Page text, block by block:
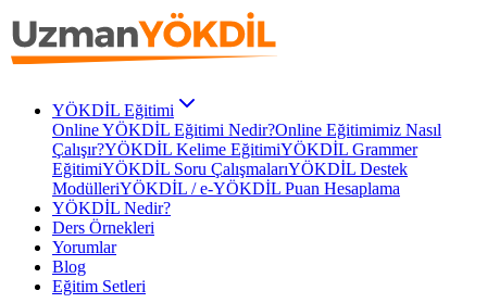
YÖKDİL Eğitimi
Online YÖKDİL Eğitimi Nedir?Online Eğitimimiz Nasıl
Çalışır?YÖKDİL Kelime EğitimiYÖKDİL Grammer
EğitimiYÖKDİL Soru ÇalışmalarıYÖKDİL Destek
ModülleriYÖKDİL / e-YÖKDİL Puan Hesaplama
YÖKDİL Nedir?
Ders Örnekleri
Yorumlar
Blog
Eğitim Setleri